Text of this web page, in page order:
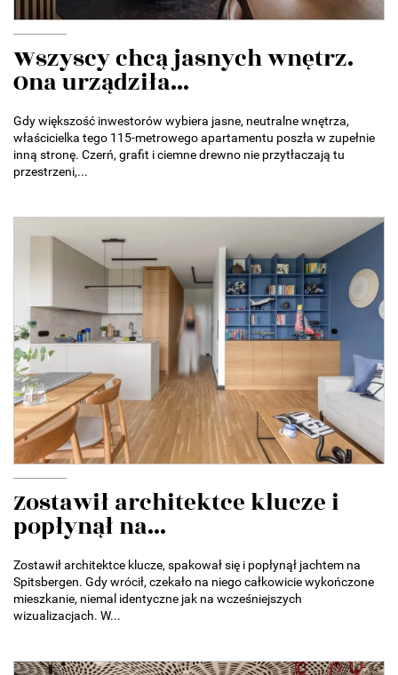
Wszyscy chcą jasnych wnętrz.
Ona urządziła...
Gdy większość inwestorów wybiera jasne, neutralne wnętrza,
właścicielka tego 115-metrowego apartamentu poszła w zupełnie
inną stronę. Czerń, grafit i ciemne drewno nie przytłaczają tu
przestrzeni,...
Zostawił architektce klucze i
popłynął na...
Zostawił architektce klucze, spakował się i popłynął jachtem na
Spitsbergen. Gdy wrócił, czekało na niego całkowicie wykończone
mieszkanie, niemal identyczne jak na wcześniejszych
wizualizacjach. W...